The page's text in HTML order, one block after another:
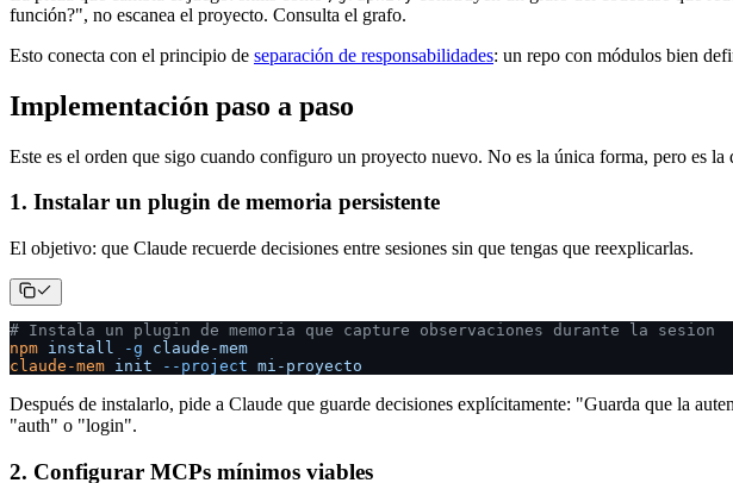
función?", no escanea el proyecto. Consulta el grafo.
Esto conecta con el principio de separación de responsabilidades: un repo con módulos bien
Implementación paso a paso
Este es el orden que sigo cuando configuro un proyecto nuevo. No es la única forma, pero es
1. Instalar un plugin de memoria persistente
El objetivo: que Claude recuerde decisiones entre sesiones sin que tengas que reexplicarlas.
# Instala un plugin de memoria que capture observaciones durante la sesion
npm install -g claude-mem
claude-mem init --project mi-proyecto
Después de instalarlo, pide a Claude que guarde decisiones explícitamente: "Guarda que la
"auth" o "login".
2. Configurar MCPs mínimos viables